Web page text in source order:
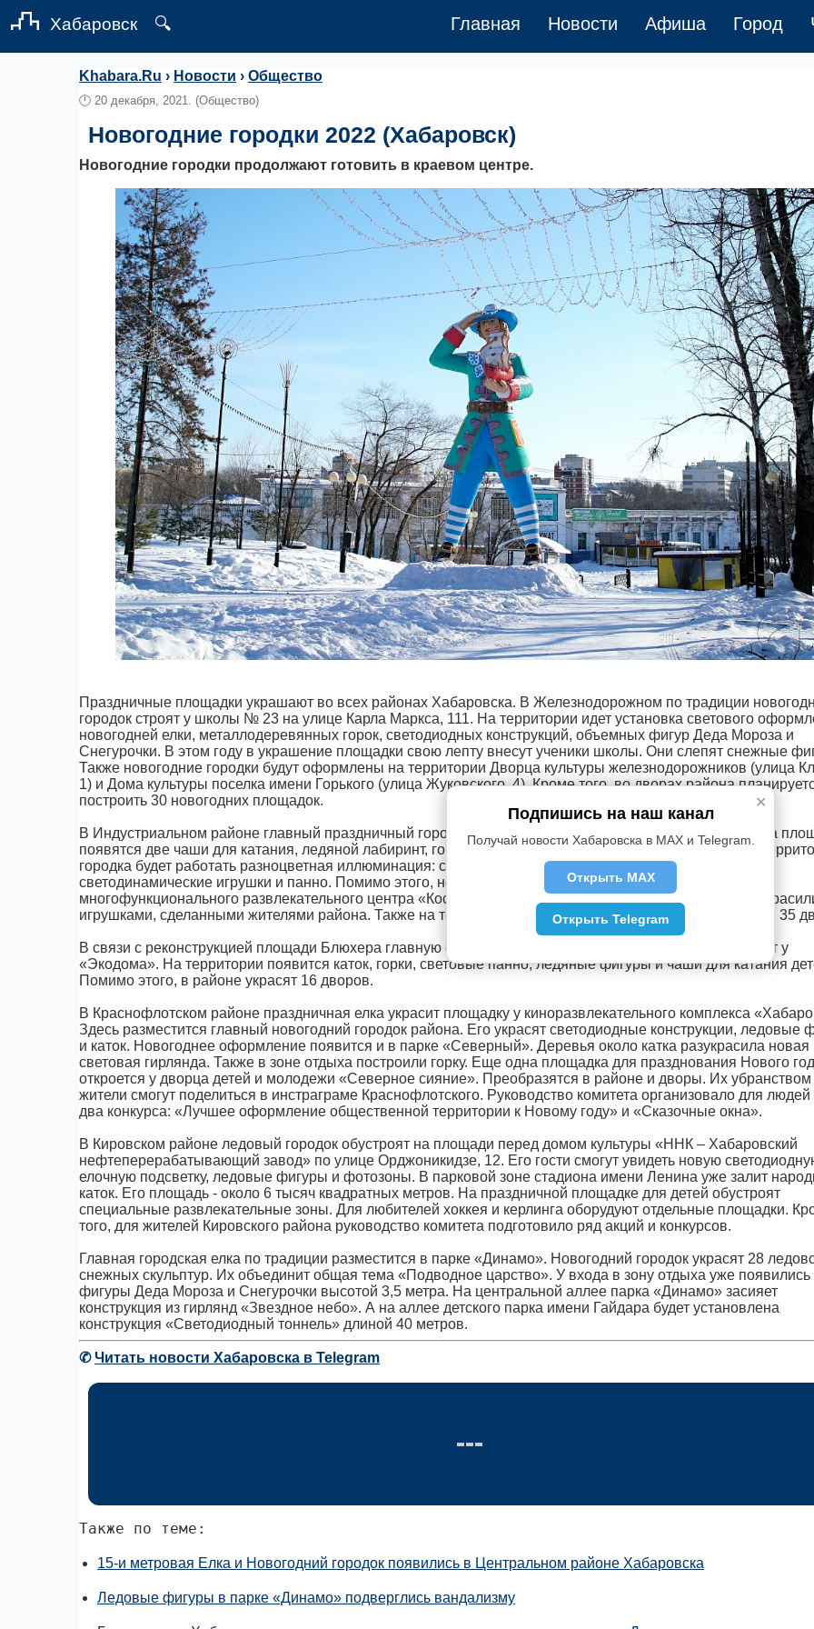
Хабаровск 🔍 Главная Новости Афиша Город
Khabara.Ru › Новости › Общество
🕛 20 декабря, 2021. (Общество)
Новогодние городки 2022 (Хабаровск)
Новогодние городки продолжают готовить в краевом центре.
Праздничные площадки украшают во всех районах Хабаровска. В Железнодорожном по традиции
городок строят у школы № 23 на улице Карла Маркса, 111. На территории идет установка светового
новогодней елки, металлодеревянных горок, светодиодных конструкций, объемных фигур Деда Мороза и
Снегурочки. В этом году в украшение площадки свою лепту внесут ученики школы. Они слепят снежные
Также новогодние городки будут оформлены на территории Дворца культуры железнодорожников (улица
1) и Дома культуры поселка имени Горького (улица Жуковского, 4). Кроме того, во дворах района
построить 30 новогодних площадок.
В Индустриальном районе главный праздничный городок обустроят в парке имени Юрия Гагарина. На
появятся две чаши для катания, ледяной лабиринт, горка, фотопанно «Трон Деда Мороза». На всей
городка будет работать разноцветная иллюминация: светодиодные деревья, шары-салюты, гирлянды,
светодинамические игрушки и панно. Помимо этого, новых красок добавит неоновая мультиподсветка
многофункционального развлекательного центра «Космопорт». Новогоднюю елку в парке Гагарина
игрушками, сделанными жителями района. Также на территории Индустриального возведут игровые в 35
В связи с реконструкцией площади Блюхера главную елку Центрального района в этом году установят у
«Экодома». На территории появится каток, горки, световые панно, ледяные фигуры и чаши для катания
Помимо этого, в районе украсят 16 дворов.
В Краснофлотском районе праздничная елка украсит площадку у киноразвлекательного комплекса
Здесь разместится главный новогодний городок района. Его украсят светодиодные конструкции, ледовые
и каток. Новогоднее оформление появится и в парке «Северный». Деревья около катка разукрасила новая
световая гирлянда. Также в зоне отдыха построили горку. Еще одна площадка для празднования Нового
откроется у дворца детей и молодежи «Северное сияние». Преобразятся в районе и дворы. Их убранством
жители смогут поделиться в инстраграме Краснофлотского. Руководство комитета организовало для людей
два конкурса: «Лучшее оформление общественной территории к Новому году» и «Сказочные окна».
В Кировском районе ледовый городок обустроят на площади перед домом культуры «ННК – Хабаровский
нефтеперерабатывающий завод» по улице Орджоникидзе, 12. Его гости смогут увидеть новую
елочную подсветку, ледовые фигуры и фотозоны. В парковой зоне стадиона имени Ленина уже залит
каток. Его площадь - около 6 тысяч квадратных метров. На праздничной площадке для детей обустроят
специальные развлекательные зоны. Для любителей хоккея и керлинга оборудуют отдельные площадки.
того, для жителей Кировского района руководство комитета подготовило ряд акций и конкурсов.
Главная городская елка по традиции разместится в парке «Динамо». Новогодний городок украсят 28
снежных скульптур. Их объединит общая тема «Подводное царство». У входа в зону отдыха уже
фигуры Деда Мороза и Снегурочки высотой 3,5 метра. На центральной аллее парка «Динамо» засияет
конструкция из гирлянд «Звездное небо». А на аллее детского парка имени Гайдара будет установлена
конструкция «Светодиодный тоннель» длиной 40 метров.
✆Читать новости Хабаровска в Telegram
Также по теме:
15-и метровая Елка и Новогодний городок появились в Центральном районе Хабаровска
Ледовые фигуры в парке «Динамо» подверглись вандализму
✕
Подпишись на наш канал
Получай новости Хабаровска в MAX и Telegram.
Открыть MAX
Открыть Telegram